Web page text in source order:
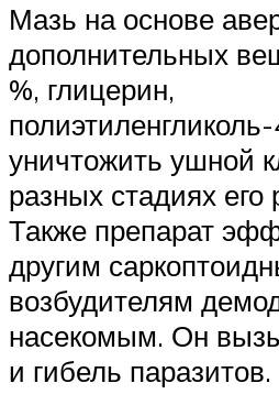
Мазь на основе
дополнительных
%, глицерин,
уничтожить ушной
разных стадиях его
Также препарат
другим
возбудителям
насекомым. Он
и гибель паразитов.